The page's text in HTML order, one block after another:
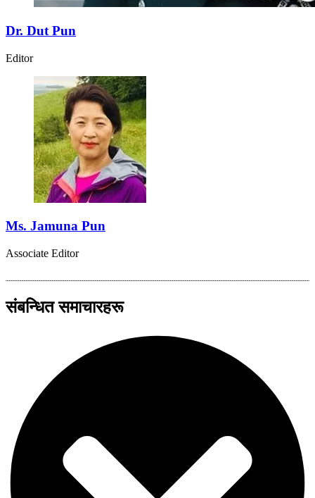
Dr. Dut Pun
Editor
Ms. Jamuna Pun
Associate Editor
संबन्धित समाचारहरू